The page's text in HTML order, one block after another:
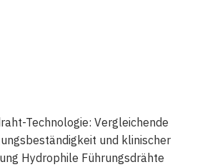
Technologie: Vergleichende
und klinischer
Hydrophile Führungsdrähte